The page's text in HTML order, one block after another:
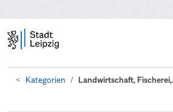
Kategorien Landwirtschaft,